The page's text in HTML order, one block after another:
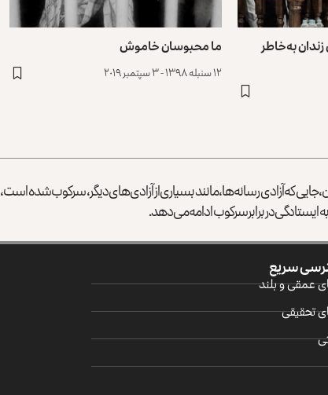
5 سال زندان به‌خاطر ما محبوسان خاموش
۱۲ سنبله ۱۳۹۸ - ۳ سپتمبر ۲۰۱۹
جایی که آزادی رسانه‌ها، مانند بسیاری از آزادی‌های دیگر، سرکوب شده است،
ایستادگی در برابر سرکوب ادامه می‌دهد.
سریع
عمقی و بلند
تحقیقی